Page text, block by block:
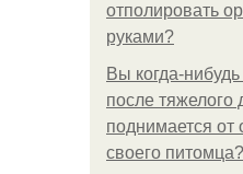
отполировать
руками?
Вы когда-
после тяжелого
поднимается от
своего питомца?